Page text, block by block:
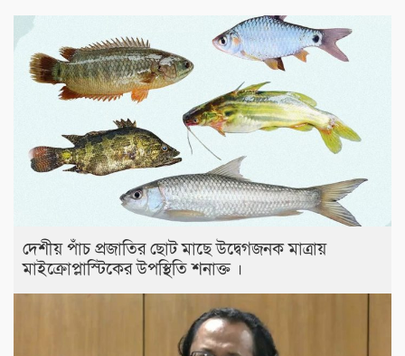
দেশীয় পাঁচ প্রজাতির ছোট মাছে উদ্বেগজনক মাত্রায়
মাইক্রোপ্লাস্টিকের উপস্থিতি শনাক্ত ।